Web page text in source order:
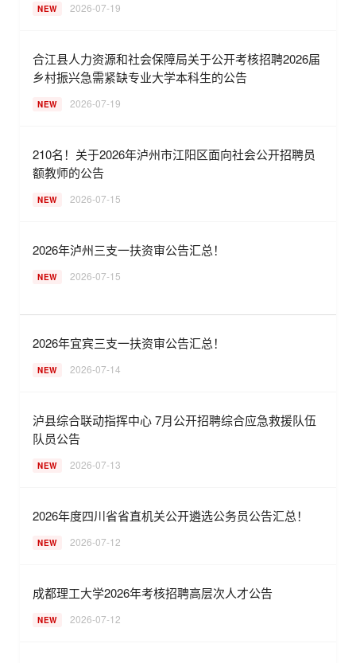
NEW 2026-07-19
合江县人力资源和社会保障局关于公开考核招聘2026届
乡村振兴急需紧缺专业大学本科生的公告
NEW 2026-07-19
210名！关于2026年泸州市江阳区面向社会公开招聘员
额教师的公告
NEW 2026-07-15
2026年泸州三支一扶资审公告汇总！
NEW 2026-07-15
2026年宜宾三支一扶资审公告汇总！
NEW 2026-07-14
泸县综合联动指挥中心 7月公开招聘综合应急救援队伍
队员公告
NEW 2026-07-13
2026年度四川省省直机关公开遴选公务员公告汇总！
NEW 2026-07-12
成都理工大学2026年考核招聘高层次人才公告
NEW 2026-07-12